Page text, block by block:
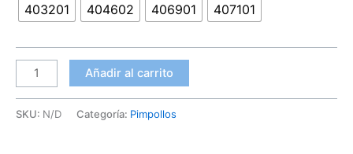
403201 404602 406901 407101
Añadir al carrito
SKU: N/D Categoría: Pimpollos